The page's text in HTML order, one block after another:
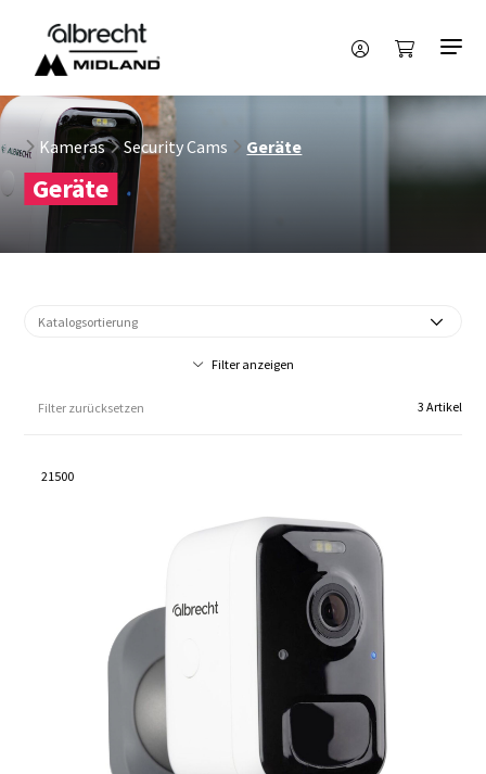
Kameras Security Cams Geräte
Geräte
Filter anzeigen
Filter zurücksetzen 3 Artikel
21500